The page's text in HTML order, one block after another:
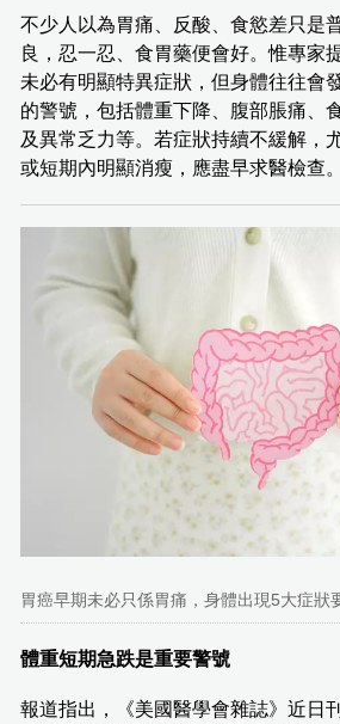
不少人以為胃痛、反酸、食慾差只是
良，忍一忍、食胃藥便會好。惟專家
未必有明顯特異症狀，但身體往往會
的警號，包括體重下降、腹部脹痛、
及異常乏力等。若症狀持續不緩解，
或短期內明顯消瘦，應盡早求醫檢查。
胃癌早期未必只係胃痛，身體出現5大症狀
體重短期急跌是重要警號
報道指出，《美國醫學會雜誌》近日